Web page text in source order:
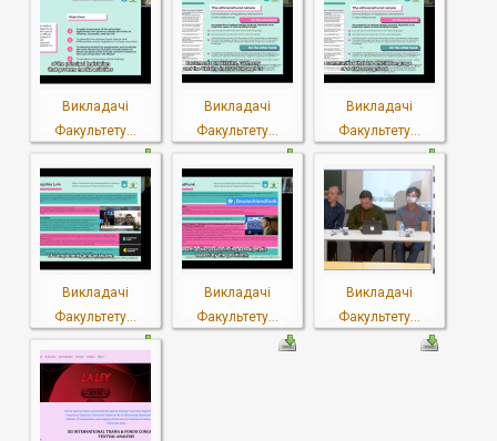
Викладачі
Факультету...
Викладачі
Факультету...
Викладачі
Факультету...
Викладачі
Факультету...
Викладачі
Факультету...
Викладачі
Факультету...